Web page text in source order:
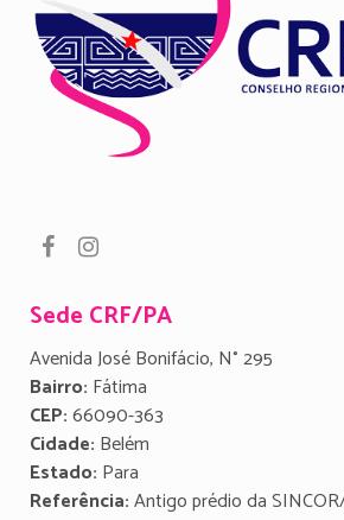
Sede CRF/PA
Avenida José Bonifácio, N° 295
Bairro: Fátima
CEP:66090-363
Cidade: Belém
Estado: Para
Referência:Antigo prédio da